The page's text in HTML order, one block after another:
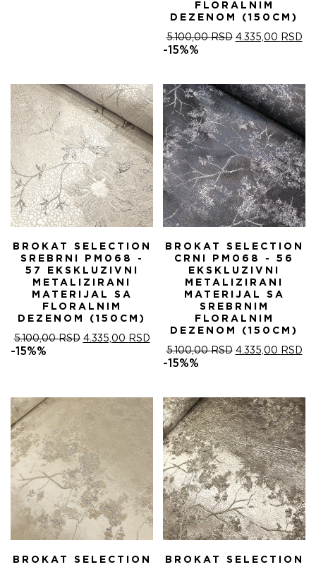
FLORALNIM
DEZENOM (150CM)
5.100,00RSD ОРИГИНАЛНА
5.100,00 RSD.
4.335,00 RSD
-15%%
BROKAT SELECTION
SREBRNI PM068 -
57 EKSKLUZIVNI
METALIZIRANI
MATERIJAL SA
FLORALNIM
DEZENOM (150CM)
5.100,00RSD ОРИГИНАЛНА
4.335,00 RSDТРЕНУТНА
ЦЕНА
-15%%
BROKAT SELECTION
CRNI PM068 - 56
EKSKLUZIVNI
METALIZIRANI
MATERIJAL SA
SREBRNIM
FLORALNIM
DEZENOM (150CM)
5.100,00RSD ОРИГИНАЛНА
5.100,00 RSD.
4.335,00 RSD
-15%%
BROKAT SELECTION
BROKAT SELECTION